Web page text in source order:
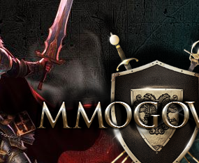
Jump to navigation